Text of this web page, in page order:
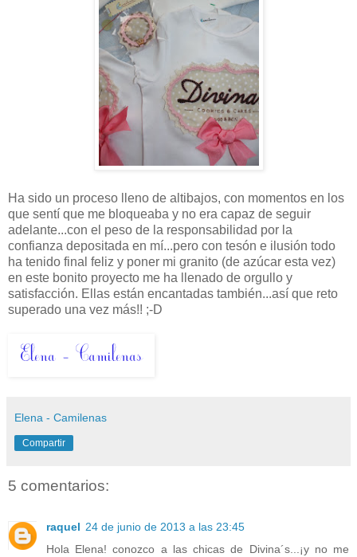
Ha sido un proceso lleno de altibajos, con momentos en los
que sentí que me bloqueaba y no era capaz de seguir
adelante...con el peso de la responsabilidad por la
confianza depositada en mí...pero con tesón e ilusión todo
ha tenido final feliz y poner mi granito (de azúcar esta vez)
en este bonito proyecto me ha llenado de orgullo y
satisfacción. Ellas están encantadas también...así que reto
superado una vez más!! ;-D
Elena - Camilenas
Compartir
5 comentarios:
raquel 24 de junio de 2013 a las 23:45
Hola Elena! conozco a las chicas de Divina´s...¡y no me